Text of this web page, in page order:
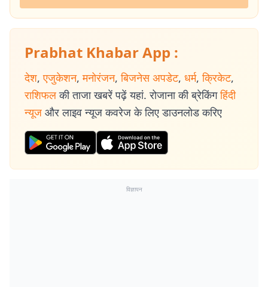
Prabhat Khabar App :
देश, एजुकेशन, मनोरंजन, बिजनेस अपडेट, धर्म, क्रिकेट,
राशिफल की ताजा खबरें पढ़ें यहां. रोजाना की ब्रेकिंग हिंदी
न्यूज और लाइव न्यूज कवरेज के लिए डाउनलोड करिए
विज्ञापन